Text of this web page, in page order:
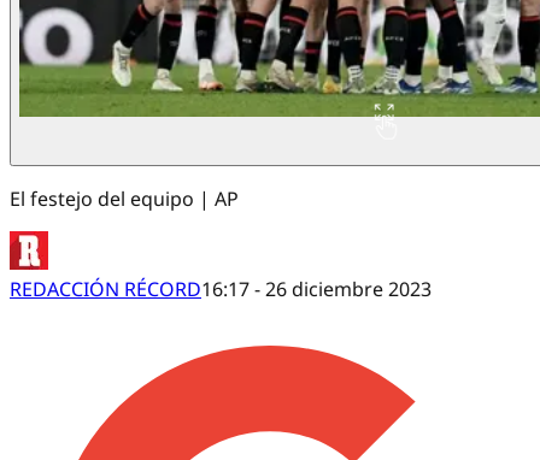
El festejo del equipo | AP
REDACCIÓN RÉCORD16:17 - 26 diciembre 2023